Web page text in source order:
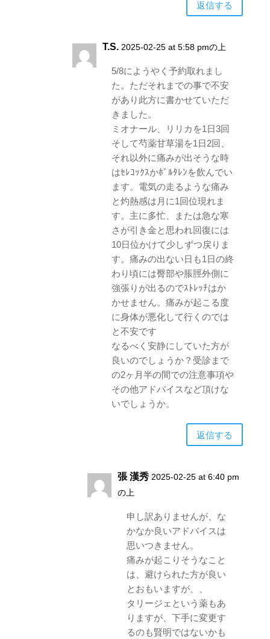
返信する
T.S. 2025-02-25 at 5:58 pmの上
5/8にようやく予約取れまし
た。ただそれまでの事で不安
があり此方に書かせていただ
きました。
ミオナール、リリカを1日3回
そして芍薬甘草湯を1日2回、
それ以外に痛みが出そうな時
はｾﾚｺｯｸｽかﾎﾞﾙﾀﾚﾝを飲んでい
ます。電気の走るような痛み
と灼熱感は月に1回位現れま
す。主に多忙、または急な寒
さが引き金と思われ回復には
10日位かけて少しずつ戻りま
す。痛みの出ない日も1日の終
わり頃には臀部や脹脛外側に
強張りが出るのでｽﾄﾚｯﾁはか
かせません。痛みが起こる度
に身体が悪化して行くのでは
と不安です
なるべく安静にしていた方が
良いのでしょうか？受診まで
の2ヶ月半の間での注意事項や
その他アドバイスなど頂けな
いでしょうか。
返信する
張 漢秀 2025-02-25 at 6:40 pm
の上
申し訳ありませんが、な
かなか良いアドバイスは
思いつきません。
痛みが起こりそうなこと
は、避けられた方が良い
とおもいますが、、
タリージェという薬もあ
りますが、下手に変更す
るのも賢明ではないかも